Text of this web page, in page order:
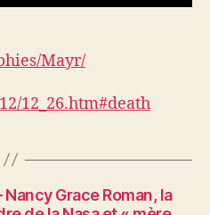
Mayr/
12_26.htm#death
Grace Roman, la